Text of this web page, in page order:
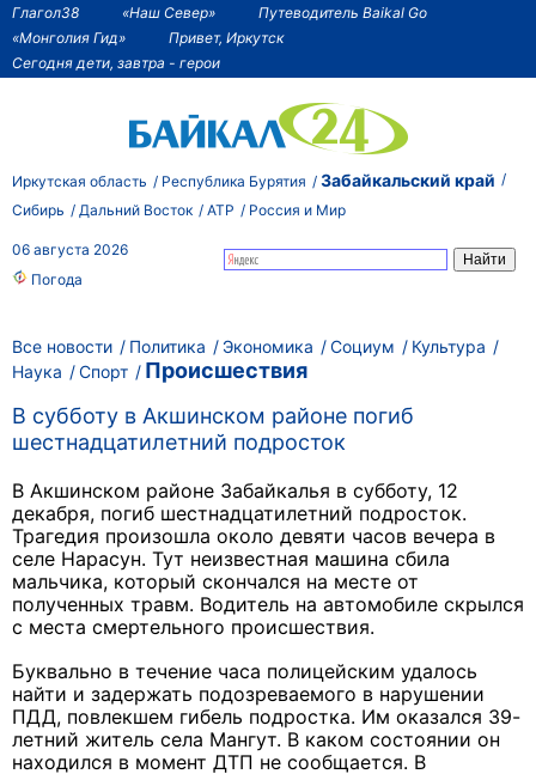
Глагол38 «Наш Север»
Путеводитель Baikal Go
«Монголия Гид»
Привет, Иркутск
Сегодня дети, завтра - герои
Иркутская область Республика Бурятия Забайкальский край
Сибирь Дальний Восток АТР Россия и Мир
06 августа 2026
Погода
Все новости Политика Экономика Социум
Культура
Наука
Спорт
Происшествия
В субботу в Акшинском районе погиб
шестнадцатилетний подросток
В Акшинском районе Забайкалья в субботу, 12
декабря, погиб шестнадцатилетний подросток.
Трагедия произошла около девяти часов вечера в
селе Нарасун. Тут неизвестная машина сбила
мальчика, который скончался на месте от
полученных травм. Водитель на автомобиле скрылся
с места смертельного происшествия.
Буквально в течение часа полицейским удалось
найти и задержать подозреваемого в нарушении
ПДД, повлекшем гибель подростка. Им оказался 39-
летний житель села Мангут. В каком состоянии он
находился в момент ДТП не сообщается. В